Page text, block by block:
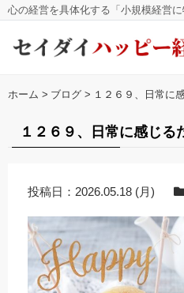
心の経営を具体化する「小規模経営
ホーム > ブログ > １２６９、日常に
１２６９、日常に感じる
投稿日： 2026.05.18 (月)